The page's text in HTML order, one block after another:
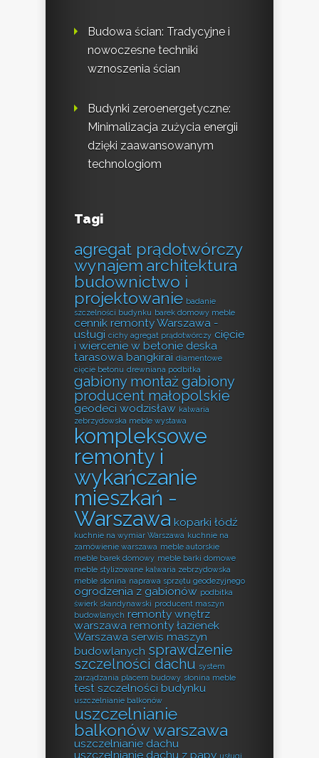
Budowa ścian: Tradycyjne i
nowoczesne techniki
wznoszenia ścian
Budynki zeroenergetyczne:
Minimalizacja zużycia energii
dzięki zaawansowanym
technologiom
Tagi
agregat prądotwórczy
wynajem architektura
budownictwo i
projektowanie badanie
szczelności budynku barek domowy meble
cennik remonty Warszawa -
usługi cichy agregat prądotwórczy cięcie
i wiercenie w betonie deska
tarasowa bangkirai diamentowe
cięcie betonu drewniana podbitka
gabiony montażgabiony
producent małopolskie
geodeci wodzisław kalwaria
zebrzydowska meble wystawa
kompleksowe
remonty i
wykańczanie
mieszkań -
Warszawa koparki łódź
kuchnie na wymiar Warszawa kuchnie na
zamówienie warszawa meble autorskie
meble barek domowy meble barki domowe
meble stylizowane kalwaria zebrzydowska
meble słonina naprawa sprzętu geodezyjnego
ogrodzenia z gabionów podbitka
świerk skandynawski producent maszyn
budowlanych remonty wnętrz
warszawa remonty łazienek
Warszawa serwis maszyn
budowlanych sprawdzenie
szczelności dachu system
zarządzania placem budowy słonina meble
test szczelności budynku
uszczelnianie balkonów
uszczelnianie
balkonów warszawa
uszczelnianie dachu
uszczelnianie dachu z papy usługi